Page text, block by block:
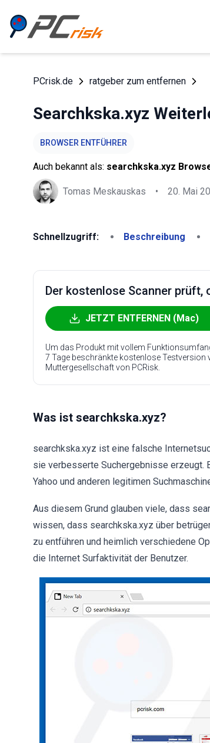
PCrisk.de ratgeber zum entfernen
Searchkska.xyz
BROWSER ENTFÜHRER
Auch bekannt als: searchkska.xyz
Tomas Meskauskas • 20. Mai
Schnellzugriff: Beschreibung
Der kostenlose Scanner
JETZT ENTFERNEN (Mac)
Um das Produkt mit vollem
7 Tage beschränkte kostenlose Testversion
Muttergesellschaft von PCRisk.
Was ist searchkska.xyz?
searchkska.xyz ist eine falsche
sie verbesserte Suchergebnisse erzeugt.
Yahoo und anderen legitimen
Aus diesem Grund glauben viele, dass
wissen, dass searchkska.xyz über
zu entführen und heimlich verschiedene
die Internet Surfaktivität der Benutzer.